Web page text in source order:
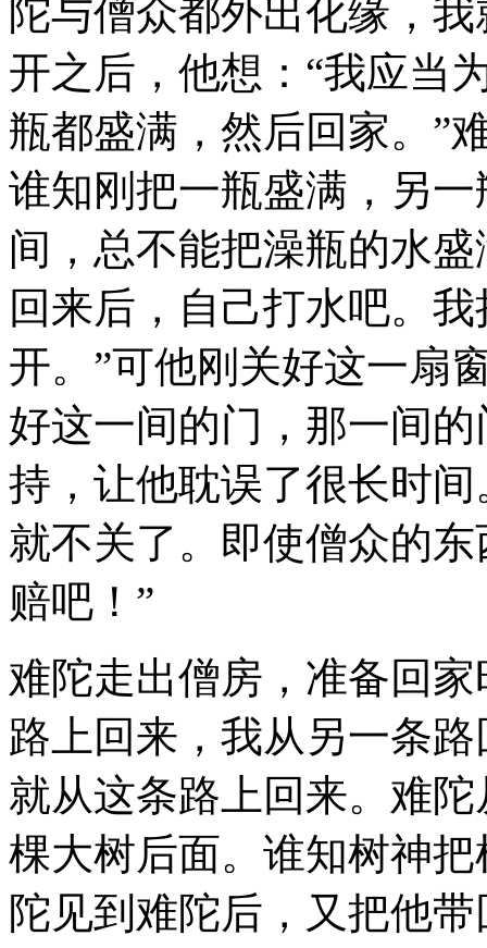
陀与僧众都外出化缘，
开之后，他想：“我应当
瓶都盛满，然后回家。”
谁知刚把一瓶盛满，另
间，总不能把澡瓶的水
回来后，自己打水吧。
开。”可他刚关好这一扇
好这一间的门，那一间
持，让他耽误了很长时
就不关了。即使僧众的
赔吧！”
难陀走出僧房，准备回
路上回来，我从另一条
就从这条路上回来。难
棵大树后面。谁知树神
陀见到难陀后，又把他